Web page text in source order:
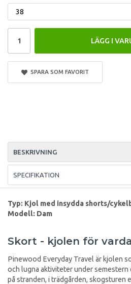
LÄGG I
SPARA SOM FAVORIT
BESKRIVNING
SPECIFIKATION
Typ: Kjol med insydda shorts/
Modell: Dam
Skort - kjolen för
Pinewood Everyday Travel är kjolen
och lugna aktiviteter under semestern
på stranden, i trädgården, skogsturen